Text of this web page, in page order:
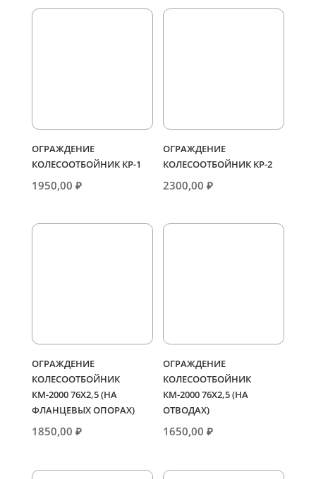
ОГРАЖДЕНИЕ
КОЛЕСООТБОЙНИК КР-1
1950,00 ₽
ОГРАЖДЕНИЕ
КОЛЕСООТБОЙНИК КР-2
2300,00₽
ОГРАЖДЕНИЕ
КОЛЕСООТБОЙНИК
КМ-2000 76Х2,5 (НА
ФЛАНЦЕВЫХ ОПОРАХ)
1850,00 ₽
ОГРАЖДЕНИЕ
КОЛЕСООТБОЙНИК
КМ-2000 76Х2,5 (НА
ОТВОДАХ)
1650,00₽